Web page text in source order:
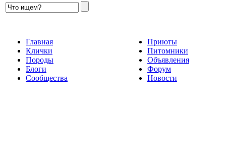
Главная
Клички
Породы
Блоги
Сообщества
Приюты
Питомники
Объявления
Форум
Новости